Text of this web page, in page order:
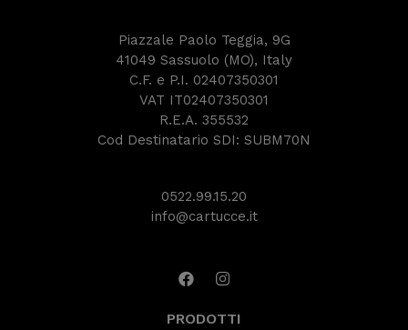
Piazzale Paolo Teggia, 9G
41049 Sassuolo (MO), Italy
C.F. e P.I. 02407350301
VAT IT02407350301
R.E.A. 355532
Cod Destinatario SDI: SUBM70N
0522.99.15.20
info@cartucce.it
PRODOTTI